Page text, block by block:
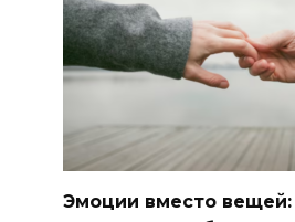
Эмоции вместо вещей: